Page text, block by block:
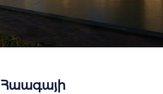
Հաագայի